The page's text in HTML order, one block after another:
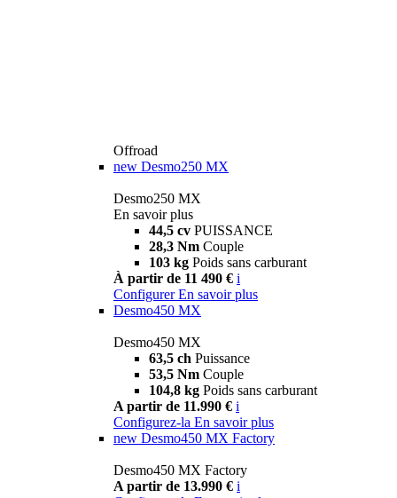
Offroad
new Desmo250 MX
Desmo250 MX
En savoir plus
44,5 cv PUISSANCE
28,3 Nm Couple
103 kg Poids sans carburant
À partir de 11 490 € i
Configurer En savoir plus
Desmo450 MX
Desmo450 MX
63,5 ch Puissance
53,5 Nm Couple
104,8 kg Poids sans carburant
A partir de 11.990 € i
Configurez-la En savoir plus
new Desmo450 MX Factory
Desmo450 MX Factory
A partir de 13.990 € i